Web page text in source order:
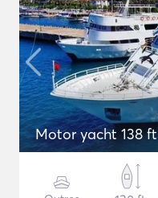
Motor yacht 138 ft